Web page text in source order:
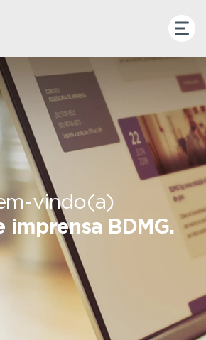
vindo(a)
imprensa BDMG.